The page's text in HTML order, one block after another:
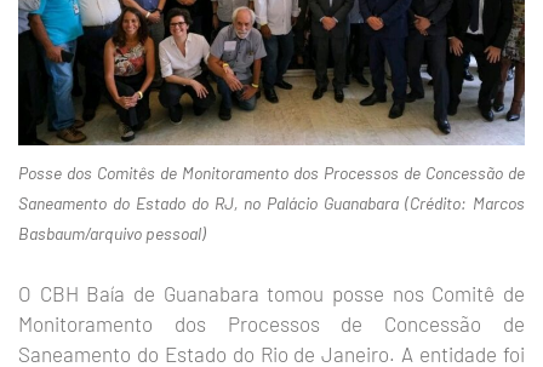
Posse dos Comitês de Monitoramento dos Processos de Concessão de
Saneamento do Estado do RJ, no Palácio Guanabara (Crédito: Marcos
Basbaum/arquivo pessoal)
O CBH Baía de Guanabara tomou posse nos Comitê de
Monitoramento dos Processos de Concessão de
Saneamento do Estado do Rio de Janeiro. A entidade foi